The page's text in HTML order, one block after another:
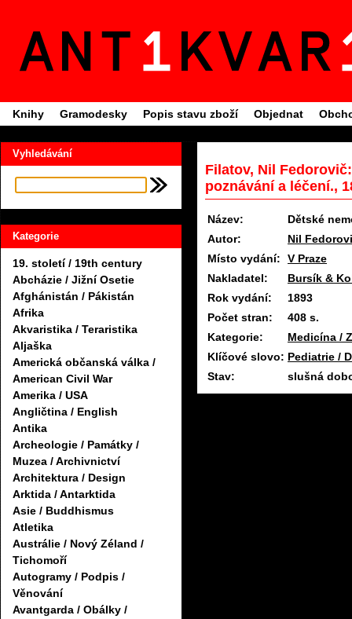
Knihy Gramodesky Popis stavu zboží Objednat
Vyhledávání
Kategorie
19. století / 19th century
Abcházie / Jižní Osetie
Afghánistán / Pákistán
Afrika
Akvaristika / Teraristika
Aljaška
Americká občanská válka /
American Civil War
Amerika / USA
Angličtina / English
Antika
Archeologie / Památky /
Muzea / Archivnictví
Architektura / Design
Arktida / Antarktida
Asie / Buddhismus
Atletika
Austrálie / Nový Zéland /
Tichomoří
Autogramy / Podpis /
Věnování
Avantgarda / Obálky /
Filatov, Nil
poznávání a léčení.,
Název:
Dětské
Autor:
Nil
Místo vydání:
V Praze
Nakladatel:
Bursík &
Rok vydání:
1893
Počet stran:
408 s.
Kategorie:
Medicína /
Klíčové slovo: Pediatrie /
Stav:
slušná